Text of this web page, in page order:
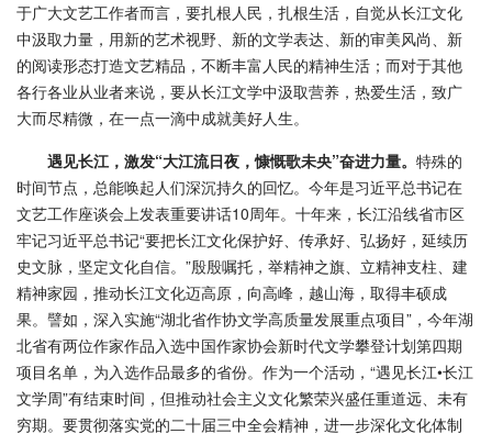
于广大文艺工作者而言，要扎根人民，扎根生活，自觉从长江文化
中汲取力量，用新的艺术视野、新的文学表达、新的审美风尚、新
的阅读形态打造文艺精品，不断丰富人民的精神生活；而对于其他
各行各业从业者来说，要从长江文学中汲取营养，热爱生活，致广
大而尽精微，在一点一滴中成就美好人生。
遇见长江，激发“大江流日夜，慷慨歌未央”奋进力量。 特殊的
时间节点，总能唤起人们深沉持久的回忆。今年是习近平总书记在
文艺工作座谈会上发表重要讲话10周年。十年来，长江沿线省市区
牢记习近平总书记“要把长江文化保护好、传承好、弘扬好，延续历
史文脉，坚定文化自信。”殷殷嘱托，举精神之旗、立精神支柱、建
精神家园，推动长江文化迈高原，向高峰，越山海，取得丰硕成
果。譬如，深入实施“湖北省作协文学高质量发展重点项目”，今年湖
北省有两位作家作品入选中国作家协会新时代文学攀登计划第四期
项目名单，为入选作品最多的省份。作为一个活动，“遇见长江•长江
文学周”有结束时间，但推动社会主义文化繁荣兴盛任重道远、未有
穷期。要贯彻落实党的二十届三中全会精神，进一步深化文化体制